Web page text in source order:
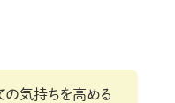
の気持ちを高める